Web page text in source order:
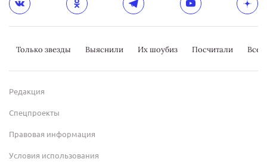
Только звезды Выяснили Их шоубиз Посчитали
Редакция
Спецпроекты
Правовая информация
Условия использования